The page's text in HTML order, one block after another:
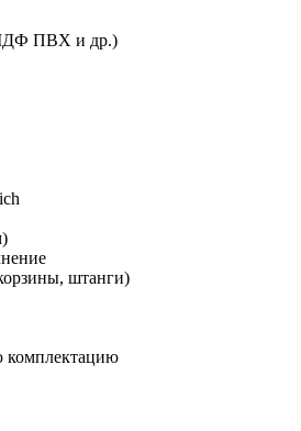
ПВХ и др.)
штанги)
комплектацию